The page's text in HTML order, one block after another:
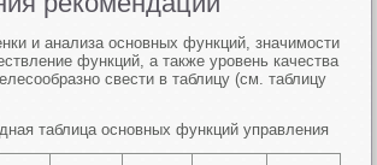
и анализа основных функций, значимости
функций, а также уровень качества
свести в таблицу (см. таблицу
таблица основных функций управления